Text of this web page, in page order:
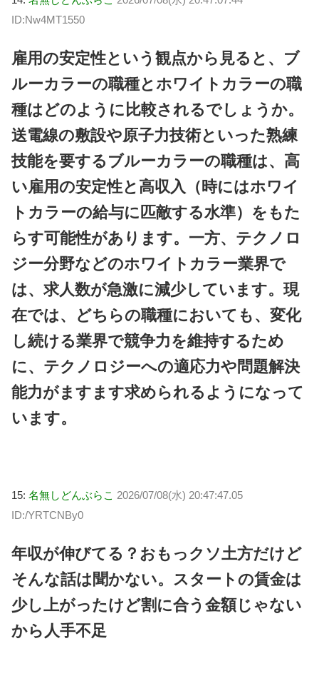
ID:Nw4MT1550
雇用の安定性という観点から見ると、ブ
ルーカラーの職種とホワイトカラーの職
種はどのように比較されるでしょうか。
送電線の敷設や原子力技術といった熟練
技能を要するブルーカラーの職種は、高
い雇用の安定性と高収入（時にはホワイ
トカラーの給与に匹敵する水準）をもた
らす可能性があります。一方、テクノロ
ジー分野などのホワイトカラー業界で
は、求人数が急激に減少しています。現
在では、どちらの職種においても、変化
し続ける業界で競争力を維持するため
に、テクノロジーへの適応力や問題解決
能力がますます求められるようになって
います。
15: 名無しどんぶらこ 2026/07/08(水) 20:47:47.05
ID:/YRTCNBy0
年収が伸びてる？おもっクソ土方だけど
そんな話は聞かない。スタートの賃金は
少し上がったけど割に合う金額じゃない
から人手不足